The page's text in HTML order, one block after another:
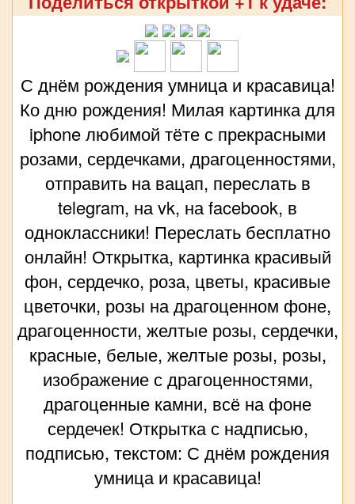
С днём рождения умница и красавица!
Ко дню рождения! Милая картинка для
iphone любимой тёте с прекрасными
розами, сердечками, драгоценностями,
отправить на вацап, переслать в
telegram, на vk, на facebook, в
одноклассники! Переслать бесплатно
онлайн! Открытка, картинка красивый
фон, сердечко, роза, цветы, красивые
цветочки, розы на драгоценном фоне,
драгоценности, желтые розы, сердечки,
красные, белые, желтые розы, розы,
изображение с драгоценностями,
драгоценные камни, всё на фоне
сердечек! Открытка с надписью,
подписью, текстом: С днём рождения
умница и красавица!